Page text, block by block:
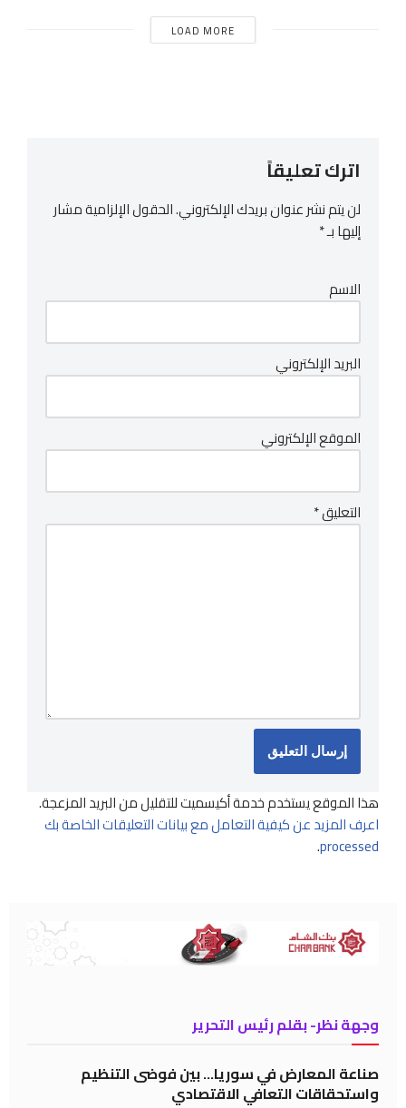
LOAD MORE
اترك تعليقاً
لن يتم نشر عنوان بريدك الإلكتروني.الحقول الإلزامية مشار
إليها بـ*
الاسم
البريد الإلكتروني
الموقع الإلكتروني
التعليق*
هذا الموقع يستخدم خدمة أكيسميت للتقليل من البريد المزعجة.
اعرف المزيد عن كيفية التعامل مع بيانات التعليقات الخاصة بك
processed
.
وجهة نظر- بقلم رئيس التحرير
صناعة المعارض في سوريا… بين فوضى التنظيم
واستحقاقات التعافي الاقتصادي